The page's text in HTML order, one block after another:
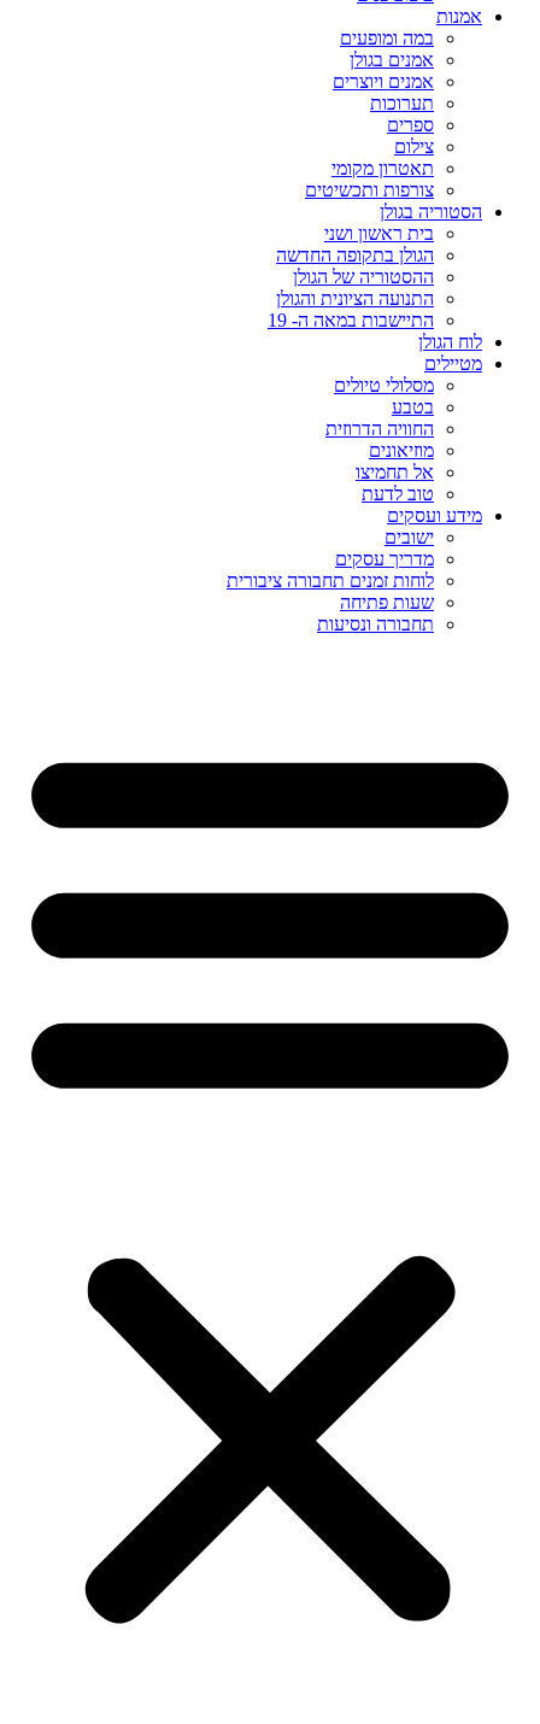
אמנות
במה ומופעים
אמנים בגולן
אמנים ויוצרים
תערוכות
ספרים
צילום
תאטרון מקומי
צורפות ותכשיטים
הסטוריה בגולן
בית ראשון ושני
הגולן בתקופה החדשה
ההסטוריה של הגולן
התנועה הציונית והגולן
התיישבות במאה ה- 19
לוח הגולן
מטיילים
מסלולי טיולים
בטבע
החוויה הדרוזית
מוזיאונים
אל תחמיצו
טוב לדעת
מידע ועסקים
ישובים
מדריך עסקים
לוחות זמנים תחבורה ציבורית
שעות פתיחה
תחבורה ונסיעות